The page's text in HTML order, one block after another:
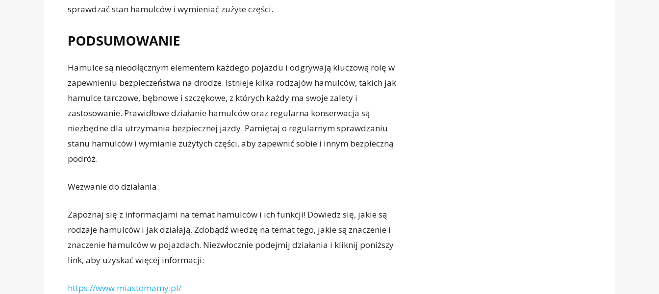
sprawdzać stan hamulców i wymieniać zużyte części.
PODSUMOWANIE
Hamulce są nieodłącznym elementem każdego pojazdu i odgrywają kluczową rolę w
zapewnieniu bezpieczeństwa na drodze. Istnieje kilka rodzajów hamulców, takich jak
hamulce tarczowe, bębnowe i szczękowe, z których każdy ma swoje zalety i
zastosowanie. Prawidłowe działanie hamulców oraz regularna konserwacja są
niezbędne dla utrzymania bezpiecznej jazdy. Pamiętaj o regularnym sprawdzaniu
stanu hamulców i wymianie zużytych części, aby zapewnić sobie i innym bezpieczną
podróż.
Wezwanie do działania:
Zapoznaj się z informacjami na temat hamulców i ich funkcji! Dowiedz się, jakie są
rodzaje hamulców i jak działają. Zdobądź wiedzę na temat tego, jakie są znaczenie i
znaczenie hamulców w pojazdach. Niezwłocznie podejmij działania i kliknij poniższy
link, aby uzyskać więcej informacji:
https://www.miastomamy.pl/